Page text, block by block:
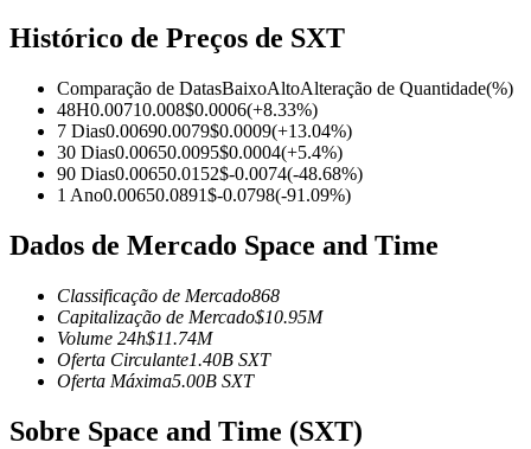
Futuros de USDC
Futuros usando USDC como garantia
Histórico de Preços de SXT
Comparação de DatasBaixoAltoAlteração de Quantidade(%)
48H0.00710.008$0.0006(+8.33%)
7 Dias0.00690.0079$0.0009(+13.04%)
30 Dias0.00650.0095$0.0004(+5.4%)
90 Dias0.00650.0152$-0.0074(-48.68%)
1 Ano0.00650.0891$-0.0798(-91.09%)
Dados de Mercado Space and Time
Classificação de Mercado868
Capitalização de Mercado$10.95M
Volume 24h$11.74M
Oferta Circulante1.40B SXT
Oferta Máxima5.00B SXT
Sobre Space and Time (SXT)